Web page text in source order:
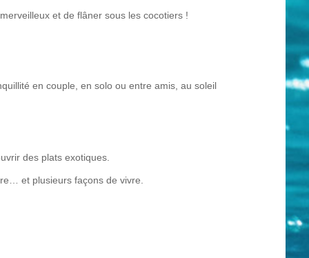
et de flâner sous les cocotiers !
en couple, en solo ou entre amis, au soleil
des plats exotiques.
et plusieurs façons de vivre.